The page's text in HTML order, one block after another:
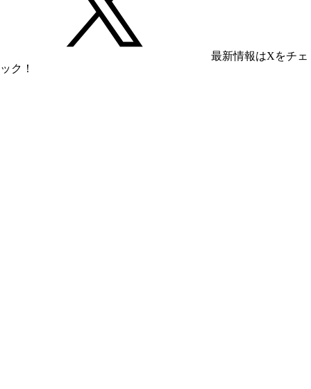
最新情報はXをチェ
ック！